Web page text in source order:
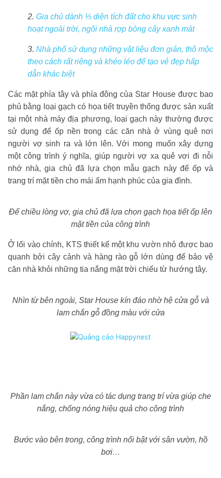
2. Gia chủ dành ⅓ diện tích đất cho khu vực sinh
hoạt ngoài trời, ngôi nhà rợp bóng cây xanh mát
3. Nhà phố sử dụng những vật liệu đơn giản, thô mộc
theo cách rất riêng và khéo léo để tạo vẻ đẹp hấp
dẫn khác biệt
Các mặt phía tây và phía đông của Star House được bao
phủ bằng loại gạch có họa tiết truyền thống được sản xuất
tại một nhà máy địa phương, loại gạch này thường được
sử dụng để ốp nền trong các căn nhà ở vùng quê nơi
người vợ sinh ra và lớn lên. Với mong muốn xây dựng
một công trình ý nghĩa, giúp người vợ xa quê vơi đi nỗi
nhớ nhà, gia chủ đã lựa chọn mẫu gạch này để ốp và
trang trí mặt tiền cho mái ấm hạnh phúc của gia đình.
Để chiều lòng vợ, gia chủ đã lựa chọn gạch họa tiết ốp lên
mặt tiền của công trình
Ở lối vào chính, KTS thiết kế một khu vườn nhỏ được bao
quanh bởi cây cảnh và hàng rào gỗ lớn dùng để bảo vệ
căn nhà khỏi những tia nắng mặt trời chiếu từ hướng tây.
Nhìn từ bên ngoài, Star House kín đáo nhờ hệ cửa gỗ và
lam chắn gỗ đồng màu với cửa
Phần lam chắn này vừa có tác dụng trang trí vừa giúp che
nắng, chống nóng hiệu quả cho công trình
Bước vào bên trong, công trình nổi bật với sân vườn, hồ
bơi…